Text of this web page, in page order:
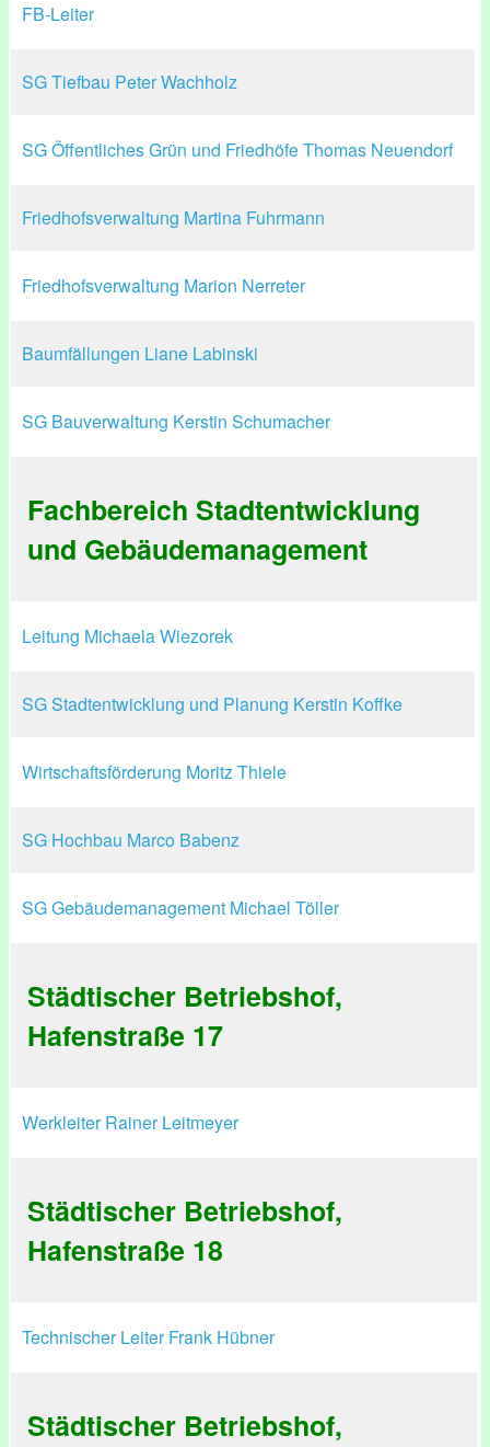
FB-Leiter
SG Tiefbau Peter Wachholz
SG Öffentliches Grün und Friedhöfe Thomas Neuendorf
Friedhofsverwaltung Martina Fuhrmann
Friedhofsverwaltung Marion Nerreter
Baumfällungen Liane Labinski
SG Bauverwaltung Kerstin Schumacher
Fachbereich Stadtentwicklung
und Gebäudemanagement
Leitung Michaela Wiezorek
SG Stadtentwicklung und Planung Kerstin Koffke
Wirtschaftsförderung Moritz Thiele
SG Hochbau Marco Babenz
SG Gebäudemanagement Michael Töller
Städtischer Betriebshof,
Hafenstraße 17
Werkleiter Rainer Leitmeyer
Städtischer Betriebshof,
Hafenstraße 18
Technischer Leiter Frank Hübner
Städtischer Betriebshof,